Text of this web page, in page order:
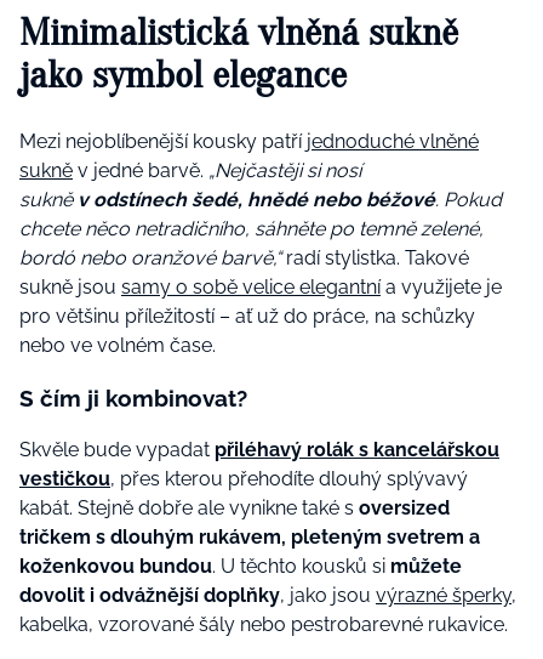
Minimalistická vlněná sukně
jako symbol elegance
Mezi nejoblíbenější kousky patří jednoduché vlněné
sukně v jedné barvě. „Nejčastěji si nosí
sukně v odstínech šedé, hnědé nebo béžové. Pokud
chcete něco netradičního, sáhněte po temně zelené,
bordó nebo oranžové barvě,“radí stylistka. Takové
sukně jsou samy o sobě velice elegantnía využijete je
pro většinu příležitostí – ať už do práce, na schůzky
nebo ve volném čase.
S čím ji kombinovat?
Skvěle bude vypadat přiléhavý rolák s kancelářskou
vestičkou, přes kterou přehodíte dlouhý splývavý
kabát. Stejně dobře ale vynikne také s oversized
tričkem s dlouhým rukávem, pleteným svetrem a
koženkovou bundou. U těchto kousků si můžete
dovolit i odvážnější doplňky, jako jsou výrazné šperky,
kabelka, vzorované šály nebo pestrobarevné rukavice.